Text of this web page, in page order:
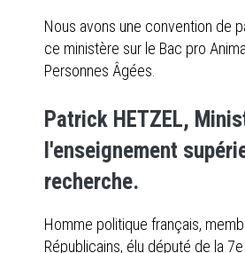
Nous avons une convention de
ce ministère sur le Bac pro
Personnes Âgées.
Patrick HETZEL,
l'enseignement
recherche.
Homme politique français,
Républicains, élu député de la